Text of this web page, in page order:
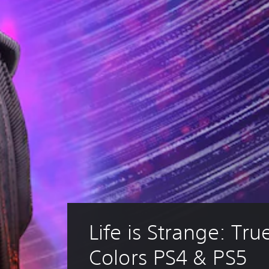
Life is Strange:
Colors PS4 & PS5